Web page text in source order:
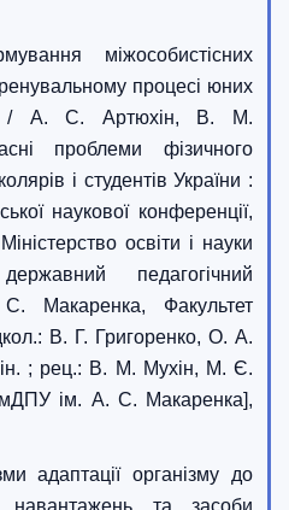
міжособистісних
процесі юних
/ А. С. Артюхін, В. М.
проблеми фізичного
і студентів України :
наукової конференції,
освіти і науки
педагогічний
Макаренка, Факультет
В. Г. Григоренко, О. А.
; рец.: В. М. Мухін, М. Є.
ім. А. С. Макаренка],
адаптації організму до